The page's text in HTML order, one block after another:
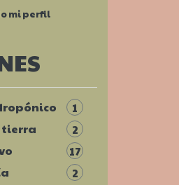
mi perfil
1
tierra
2
17
2